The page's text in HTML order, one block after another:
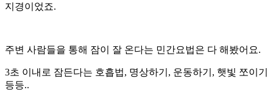
지경이었죠.
주변 사람들을 통해 잠이 잘 온다는 민간요법은 다 해봤어요.
3초 이내로 잠든다는 호흡법, 명상하기, 운동하기, 햇빛 쪼이기
등등..